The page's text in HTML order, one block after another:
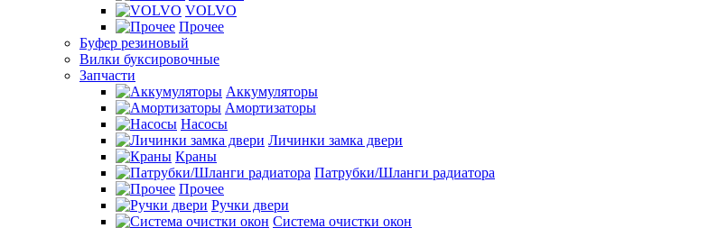
VOLVO
Прочее
Буфер резиновый
Вилки буксировочные
Запчасти
Аккумуляторы
Амортизаторы
Насосы
Личинки замка двери
Краны
Патрубки/Шланги радиатора
Прочее
Ручки двери
Система очистки окон